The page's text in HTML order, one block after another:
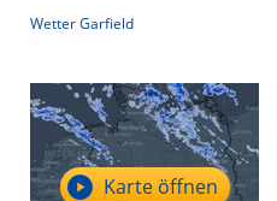
Wetter Garfield
Karte öffnen